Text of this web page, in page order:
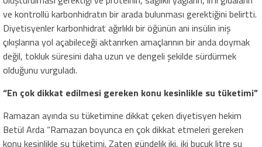
ve kontrollü karbonhidratın bir arada bulunması gerektiğini belirtti.
Diyetisyenler karbonhidrat ağırlıklı bir öğünün ani insülin iniş
çıkışlarına yol açabileceği aktarırken amaçlarının bir anda doymak
değil, tokluk süresini daha uzun ve dengeli şekilde sürdürmek
olduğunu vurguladı.
“En çok dikkat edilmesi gereken konu kesinlikle su tüketimi”
Ramazan ayında su tüketimine dikkat çeken diyetisyen hekim
Betül Arda “Ramazan boyunca en çok dikkat etmeleri gereken
konu kesinlikle su tüketimi. Zaten gündelik iki, iki buçuk litre su